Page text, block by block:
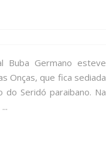
Buba Germano esteve
Onças, que fica sediada
do Seridó paraibano. Na